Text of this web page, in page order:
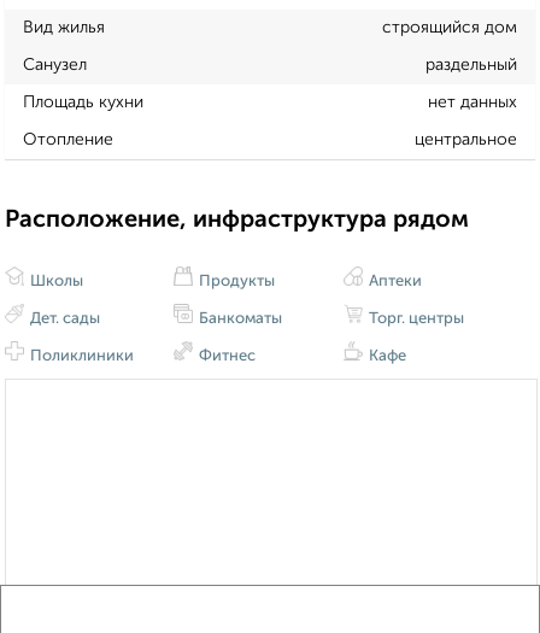
Вид жилья строящийся дом
Санузел раздельный
Площадь кухни нет данных
Отопление центральное
Расположение, инфраструктура рядом
Школы
Дет. сады
Поликлиники
Продукты
Банкоматы
Фитнес
Аптеки
Торг. центры
Кафе